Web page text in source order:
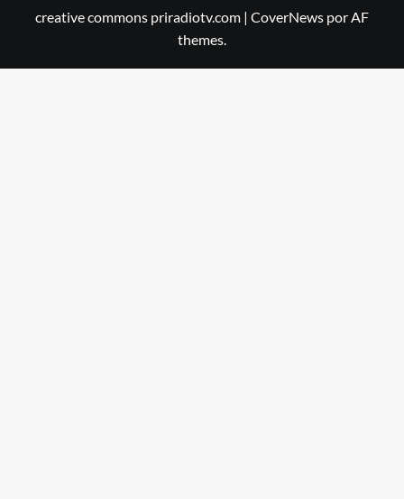
Priradiotv
creative commons priradiotv.com | CoverNews por AF
themes.